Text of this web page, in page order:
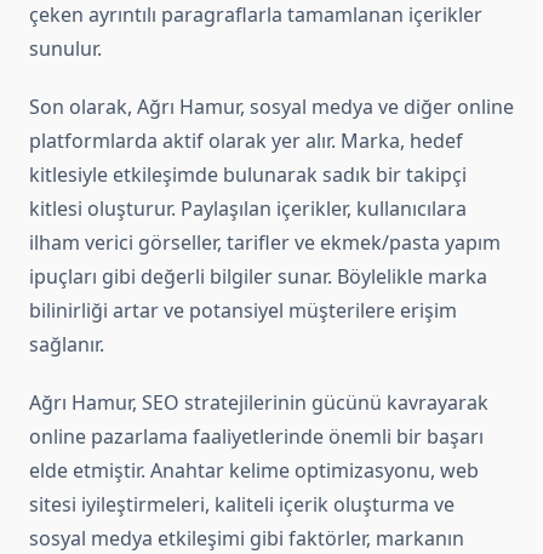
çeken ayrıntılı paragraflarla tamamlanan içerikler
sunulur.
Son olarak, Ağrı Hamur, sosyal medya ve diğer online
platformlarda aktif olarak yer alır. Marka, hedef
kitlesiyle etkileşimde bulunarak sadık bir takipçi
kitlesi oluşturur. Paylaşılan içerikler, kullanıcılara
ilham verici görseller, tarifler ve ekmek/pasta yapım
ipuçları gibi değerli bilgiler sunar. Böylelikle marka
bilinirliği artar ve potansiyel müşterilere erişim
sağlanır.
Ağrı Hamur, SEO stratejilerinin gücünü kavrayarak
online pazarlama faaliyetlerinde önemli bir başarı
elde etmiştir. Anahtar kelime optimizasyonu, web
sitesi iyileştirmeleri, kaliteli içerik oluşturma ve
sosyal medya etkileşimi gibi faktörler, markanın